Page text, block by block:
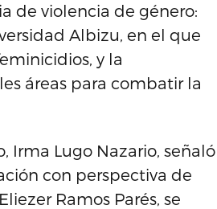
de violencia de género:
Albizu, en el que
y la
áreas para combatir la
Irma Lugo Nazario, señaló
con perspectiva de
Ramos Parés, se